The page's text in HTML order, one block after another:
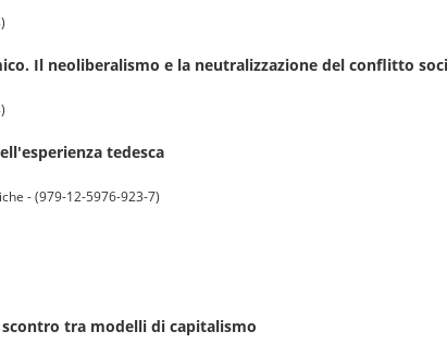
Il neoliberalismo e la neutralizzazione del conflitto
tedesca
- (979-12-5976-923-7)
tra modelli di capitalismo